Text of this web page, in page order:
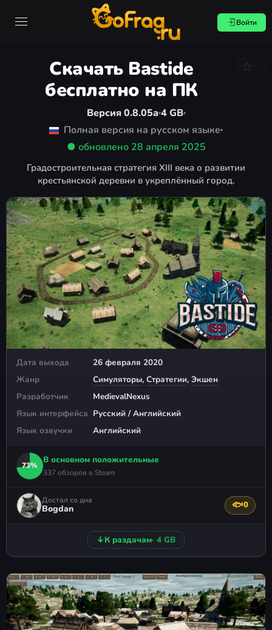
Войти
Скачать Bastide
бесплатно на ПК
Версия 0.8.05a 4 GB
Полная версия на русском языке
● обновлено 28 апреля 2025
Градостроительная стратегия XIII века о развитии
крестьянской деревни в укреплённый город.
Дата выхода
26 февраля 2020
Жанр
Симуляторы, Стратегии, Экшен
Разработчик
MedievalNexus
Язык интерфейса Русский / Английский
Язык озвучки
Английский
73%
В основном положительные
337 обзоров в Steam
Достал со дна
Bogdan 🐟0
↓К раздачам· 4 GB